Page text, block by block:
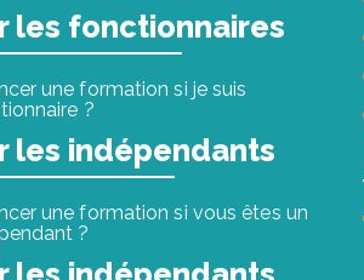
les fonctionnaires
une formation si je suis
?
les indépendants
une formation si vous êtes un
?